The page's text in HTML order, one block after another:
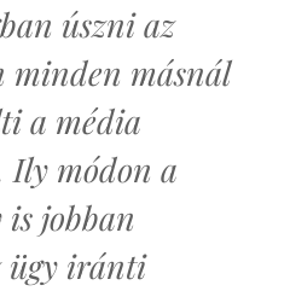
úszni az
másnál
a média
Ily módon a
is jobban
ügy iránti